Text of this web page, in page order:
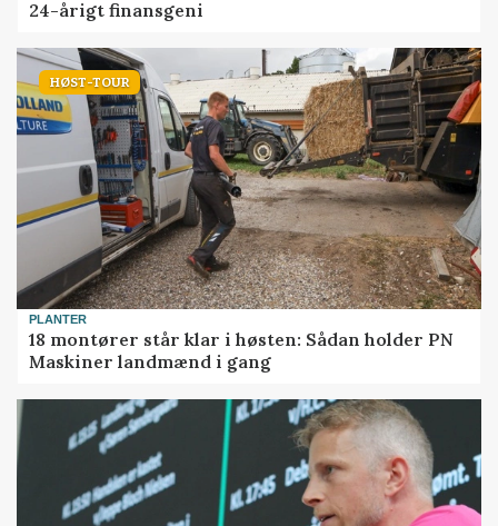
24-årigt finansgeni
HØST-TOUR
PLANTER
18 montører står klar i høsten: Sådan holder PN
Maskiner landmænd i gang